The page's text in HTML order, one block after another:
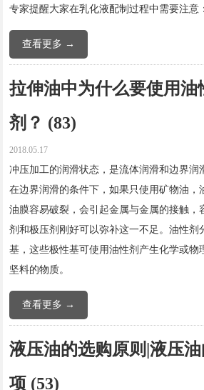
专家提醒大家在乳化液配制过程中需要注意：
查看更多 →
拉伸油中为什么要使用油
剂？ (83)
2018.05.17
冲压加工的润滑状态，是流体润滑和边界润
在边界润滑的条件下，如果只使用矿物油，
油膜容易破裂，会引起金属与金属的接触，
剂和极压剂刚好可以弥补这一不足。油性剂
基，这些极性基可使用油性剂产生化学或物
坚料的物质。
查看更多 →
液压油的选购原则|液压
项 (53)